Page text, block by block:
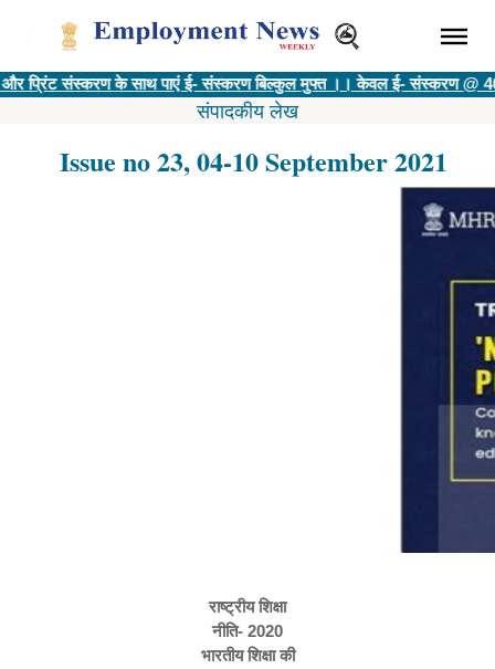
के साथ पाएं ई- संस्करण बिल्कुल मुफ्त ।। केवल ई- संस्करण @ 400 रु ||
संपादकीय लेख
Issue no 23, 04-10 September 2021
राष्ट्रीय शिक्षा
नीति- 2020
भारतीय शिक्षा की